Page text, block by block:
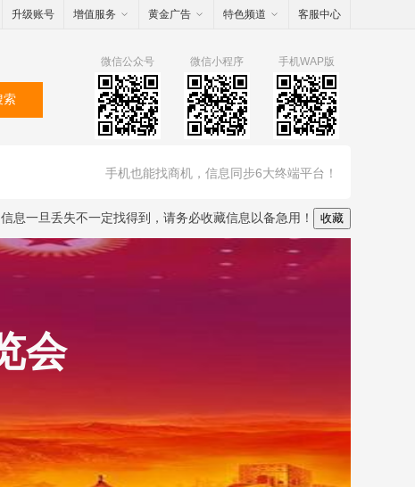
升级账号 增值服务 黄金广告 特色频道 客服中心
索
手机WAP版
手机也能找商机，信息同步6大终端平台！
微信小程序
微信公众号
息一旦丢失不一定找得到，请务必收藏信息以备急用！ 收藏
会